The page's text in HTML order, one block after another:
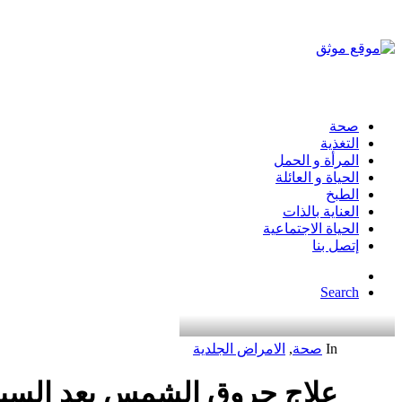
صحة
التغذية
المرأة و الحمل
الحياة و العائلة
الطبخ
العناية بالذات
الحياة الاجتماعية
إتصل بنا
Search
In صحة, الامراض الجلدية
علاج حروق الشمس بعد